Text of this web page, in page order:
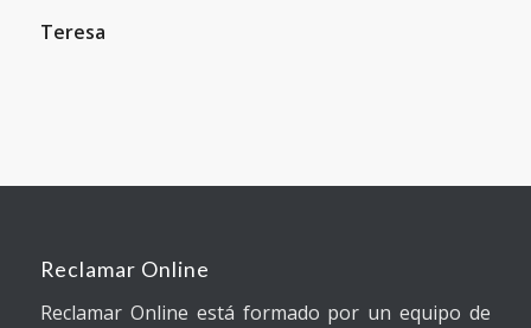
Teresa
Reclamar Online
Reclamar Online está formado por un equipo de